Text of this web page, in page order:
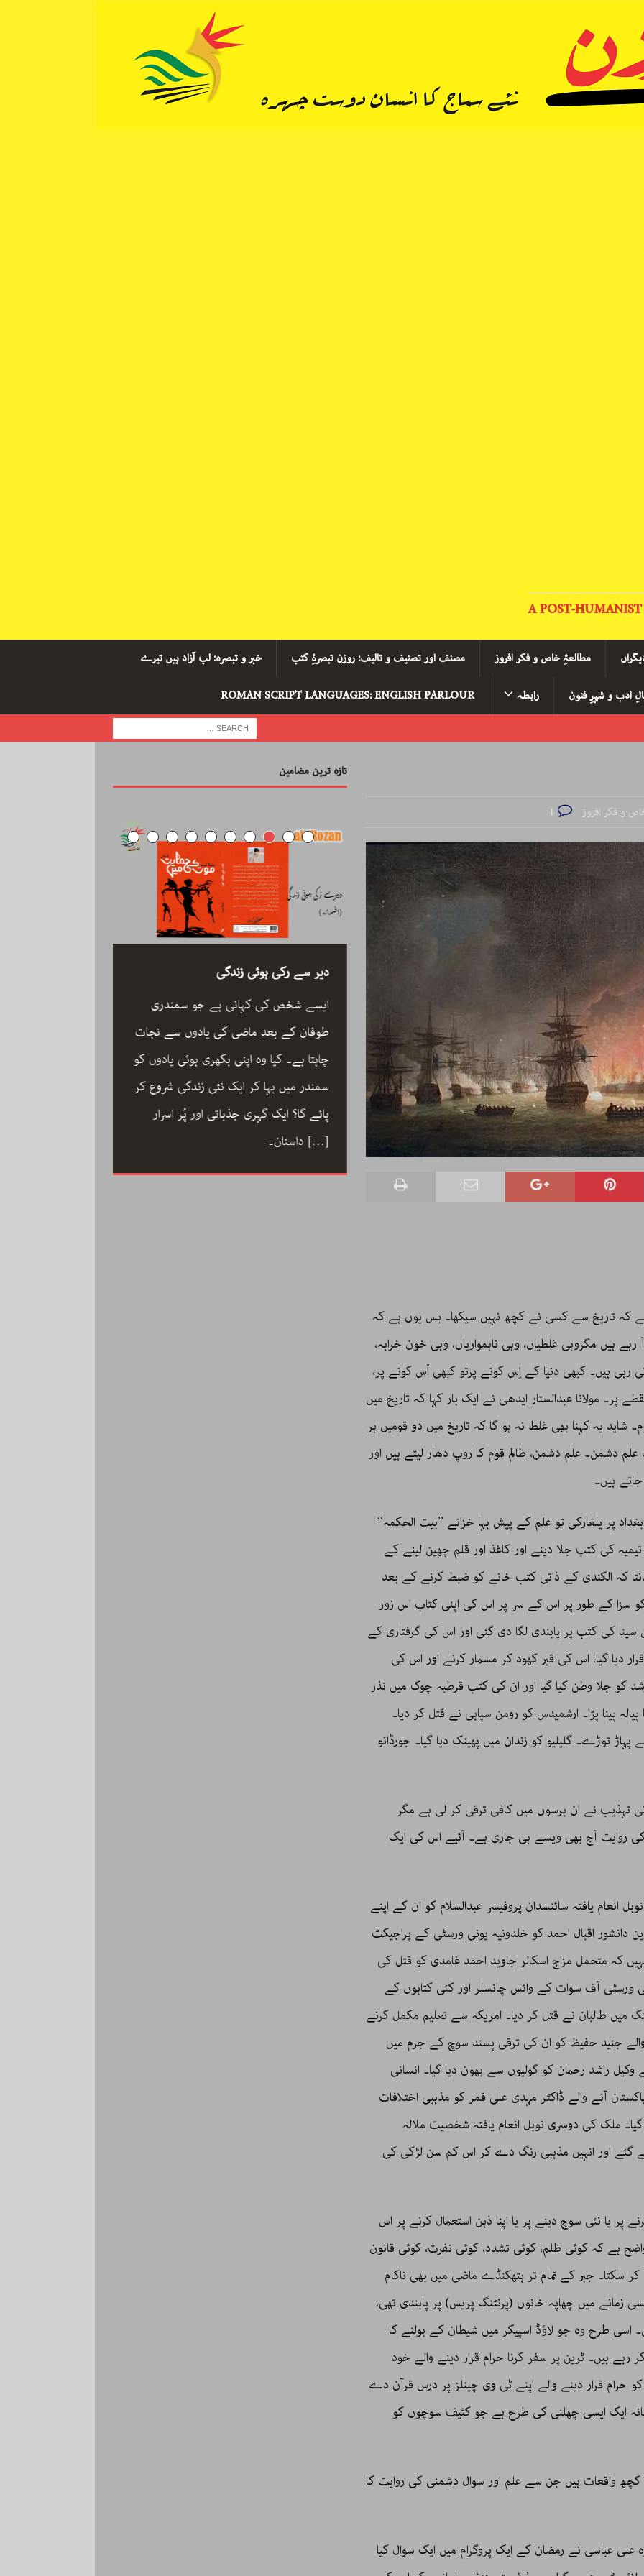
A POST-
مطالعۂِ خاص و فکر افروز مصنف اور تصنیف و تالیف: روزن تبصرۂِ کتب خبر و تبصرہ: لب آزاد ہیں تیرے
ادب و شہرِ فنون رابطہ
ROMAN SCRIPT LANGUAGES: ENGLISH PARLOUR
و فکر افروز 1
کہ تاریخ سے کسی نے کچھ نہیں سیکھا۔ بس یوں ہے کہ
ہیں مگروہی غلطیاں، وہی ناہمواریاں، وہی خون خرابہ،
رہی ہیں۔ کبھی دنیا کے اِس کونے پرتو کبھی اْس کونے پر،
مولانا عبدالستار ایدھی نے ایک بار کہا کہ تاریخ میں
شاید یہ کہنا بھی غلط نہ ہو گا کہ تاریخ میں دو قومیں ہر
دشمن۔ علم دشمن، ظالم قوم کا روپ دھار لیتے ہیں اور
ہیں۔
پر یلغارکی تو علم کے پیش بہا خزانے ’’بیت الحکمہ‘‘
کی کتب جلا دینے اور کاغذ اور قلم چھین لینے کے
کہ الکندی کے ذاتی کتب خانے کو ضبط کرنے کے بعد
سزا کے طور پر اس کے سر پر اس کی اپنی کتاب اس زور
کی کتب پر پابندی لگا دی گئی اور اس کی گرفتاری کے
دیا گیا، اس کی قبر کھود کر مسمار کرنے اور اس کی
کو جلا وطن کیا گیا اور ان کی کتب قرطبہ چوک میں نذر
پینا پڑا۔ ارشمیدس کو رومن سپاہی نے قتل کر دیا۔
توڑے۔ گلیلیو کو زندان میں پھینک دیا گیا۔ جورڈانو
تہذیب نے ان برسوں میں کافی ترقی کر لی ہے مگر
روایت آج بھی ویسے ہی جاری ہے۔ آئیے اس کی ایک
انعام یافتہ سائنسدان پروفیسر عبدالسلام کو ان کے اپنے
دانشور اقبال احمد کو خلدونیہ یونی ورسٹی کے پراجیکٹ
کہ متحمل مزاج اسکالر جاوید احمد غامدی کو قتل کی
ورسٹی آف سوات کے وائس چانسلر اور کئی کتابوں کے
طالبان نے قتل کر دیا۔ امریکہ سے تعلیم مکمل کرنے
جنید حفیظ کو ان کی ترقی پسند سوچ کے جرم میں
وکیل راشد رحمان کو گولیوں سے بھون دیا گیا۔ انسانی
آنے والے ڈاکٹر مہدی علی قمر کو مذہبی اختلافات
ملک کی دوسری نوبل انعام یافتہ شخصیت ملالہ
گئے اور انہیں مذہبی رنگ دے کر اس کم سن لڑکی کی
یا نئی سوچ دینے پر یا اپنا ذہن استعمال کرنے پر اس
ہے کہ کوئی ظلم، کوئی تشدد، کوئی نفرت، کوئی قانون
سکتا۔ جبر کے تمام تر ہتھکنڈے ماضی میں بھی ناکام
زمانے میں چھاپہ خانوں (پرنٹنگ پریس) پر پابندی تھی،
اسی طرح وہ جو لاؤڈ اسپیکر میں شیطان کے بولنے کا
رہے ہیں۔ ٹرین پر سفر کرنا حرام قرار دینے والے خود
حرام قرار دینے والے اپنے ٹی وی چینلز پر درس قرآن دے
ایک ایسی چھلنی کی طرح ہے جو کثیف سوچوں کو
کچھ واقعات ہیں جن سے علم اور سوال دشمنی کی روایت کا
علی عباسی نے رمضان کے ایک پروگرام میں ایک سوال کیا
تازہ ترین مضامین
دیر سے رکی ہوئی زندگی
ایسے شخص کی کہانی ہے جو سمندری
طوفان کے بعد ماضی کی یادوں سے نجات
چاہتا ہے۔ کیا وہ اپنی بکھری ہوئی یادوں کو
سمندر میں بہا کر ایک نئی زندگی شروع کر
پائے گا؟ ایک گہری جذباتی اور پُر اسرار
[…]
رحیم معینی کرمانشاہی، نیّر مسعود اور صبرِ
خدا
رحیم معینی کرمانشاہی کی بصری شاعری،
نیّر مسعود کا دلگ داز ترجمہ صبرِ خدا، اور
ایرانی شعری روایت کے جمالیاتی اور فکری
پہلو… ڈاکٹر ارسلان راٹھور کے اس مضمون
میں گیت، نظم، تنہائی اور تخلیق کے اسباب
پر ایک خوب صورت اور بصیرت افروز گفتگو
[…]
کے
میں
دوستی
کا ہنر